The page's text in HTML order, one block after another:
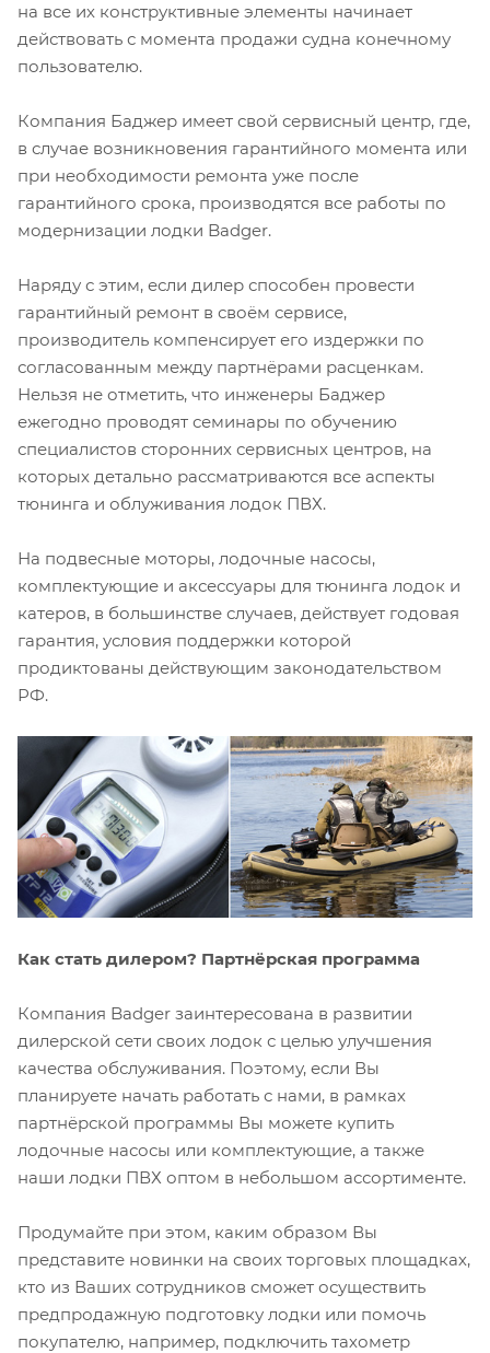
на все их конструктивные элементы начинает
действовать с момента продажи судна конечному
пользователю.
Компания Баджер имеет свой сервисный центр, где,
в случае возникновения гарантийного момента или
при необходимости ремонта уже после
гарантийного срока, производятся все работы по
модернизации лодки Badger.
Наряду с этим, если дилер способен провести
гарантийный ремонт в своём сервисе,
производитель компенсирует его издержки по
согласованным между партнёрами расценкам.
Нельзя не отметить, что инженеры Баджер
ежегодно проводят семинары по обучению
специалистов сторонних сервисных центров, на
которых детально рассматриваются все аспекты
тюнинга и облуживания лодок ПВХ.
На подвесные моторы, лодочные насосы,
комплектующие и аксессуары для тюнинга лодок и
катеров, в большинстве случаев, действует годовая
гарантия, условия поддержки которой
продиктованы действующим законодательством
РФ.
Как стать дилером? Партнёрская программа
Компания Badger заинтересована в развитии
дилерской сети своих лодок с целью улучшения
качества обслуживания. Поэтому, если Вы
планируете начать работать с нами, в рамках
партнёрской программы Вы можете купить
лодочные насосы или комплектующие, а также
наши лодки ПВХ оптом в небольшом ассортименте.
Продумайте при этом, каким образом Вы
представите новинки на своих торговых площадках,
кто из Ваших сотрудников сможет осуществить
предпродажную подготовку лодки или помочь
покупателю, например, подключить тахометр